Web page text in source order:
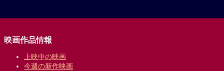
映画作品情報
上映中の映画
今週の新作映画